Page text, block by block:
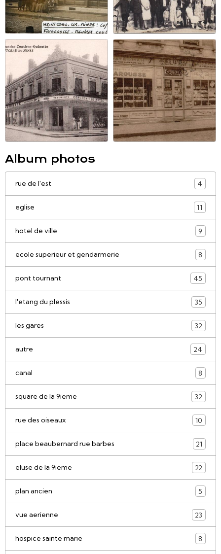
Album photos
rue de l'est 4
eglise 11
hotel de ville 9
ecole superieur et gendarmerie 8
pont tournant 45
l'etang du plessis 35
les gares 32
autre 24
canal 8
square de la 9ieme 32
rue des oiseaux 10
place beaubernard rue barbes 21
eluse de la 9ieme 22
plan ancien 5
vue aerienne 23
hospice sainte marie 8